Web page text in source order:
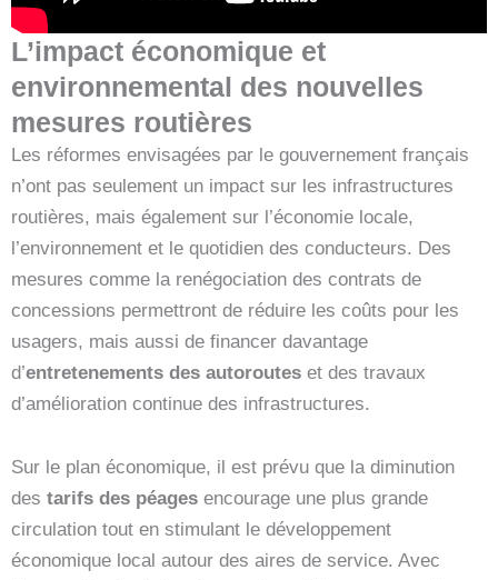
L’impact économique et
environnemental des nouvelles
mesures routières
Les réformes envisagées par le gouvernement français
n’ont pas seulement un impact sur les infrastructures
routières, mais également sur l’économie locale,
l’environnement et le quotidien des conducteurs. Des
mesures comme la renégociation des contrats de
concessions permettront de réduire les coûts pour les
usagers, mais aussi de financer davantage
d’entretenements des autoroutes et des travaux
d’amélioration continue des infrastructures.
Sur le plan économique, il est prévu que la diminution
des tarifs des péages encourage une plus grande
circulation tout en stimulant le développement
économique local autour des aires de service. Avec